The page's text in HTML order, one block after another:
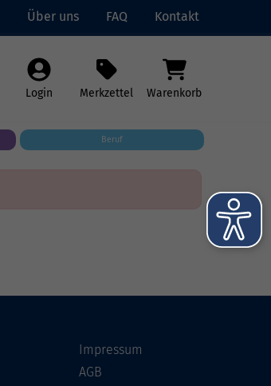
Über uns FAQ Kontakt
Login Merkzettel Warenkorb
Beruf
Impressum
AGB